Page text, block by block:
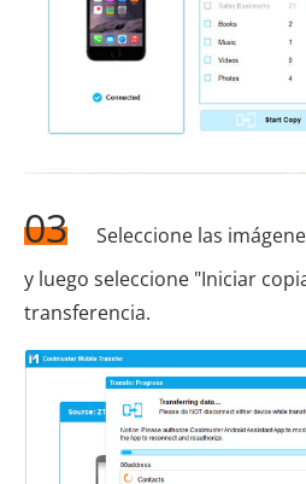
03
Seleccione las
y luego seleccione "Iniciar
transferencia.